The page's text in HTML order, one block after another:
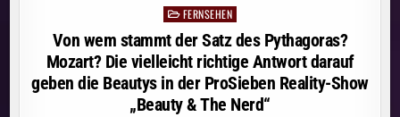
Posted
in
FERNSEHEN
Von wem stammt der Satz des Pythagoras?
Mozart? Die vielleicht richtige Antwort darauf
geben die Beautys in der ProSieben Reality-Show
„Beauty & The Nerd“